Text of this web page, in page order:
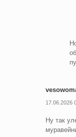
17.06.2026
Ну так